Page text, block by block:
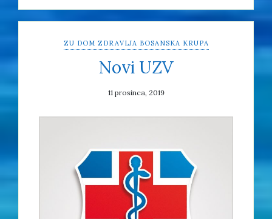
ZU DOM ZDRAVLJA BOSANSKA KRUPA
Novi UZV
11 prosinca, 2019